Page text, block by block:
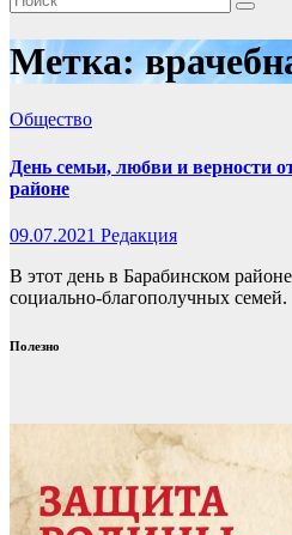
Метка:
Общество
День семьи, любви и верности
районе
09.07.2021 Редакция
В этот день в Барабинском
социально-благополучных семей.
Полезно